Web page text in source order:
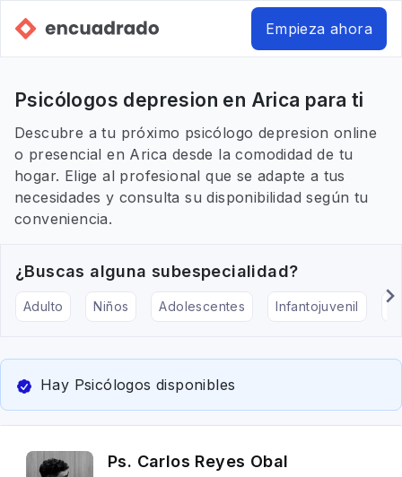
Empieza ahora
Psicólogos depresion en Arica para ti
Descubre a tu próximo psicólogo depresion online
o presencial en Arica desde la comodidad de tu
hogar. Elige al profesional que se adapte a tus
necesidades y consulta su disponibilidad según tu
conveniencia.
¿Buscas alguna subespecialidad?
Adulto Niños Adolescentes Infantojuvenil
Hay Psicólogos disponibles
Ps. Carlos Reyes Obal